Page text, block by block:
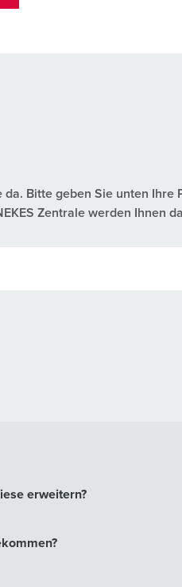
Bitte geben Sie unten
Zentrale werden Ihnen
erweitern?